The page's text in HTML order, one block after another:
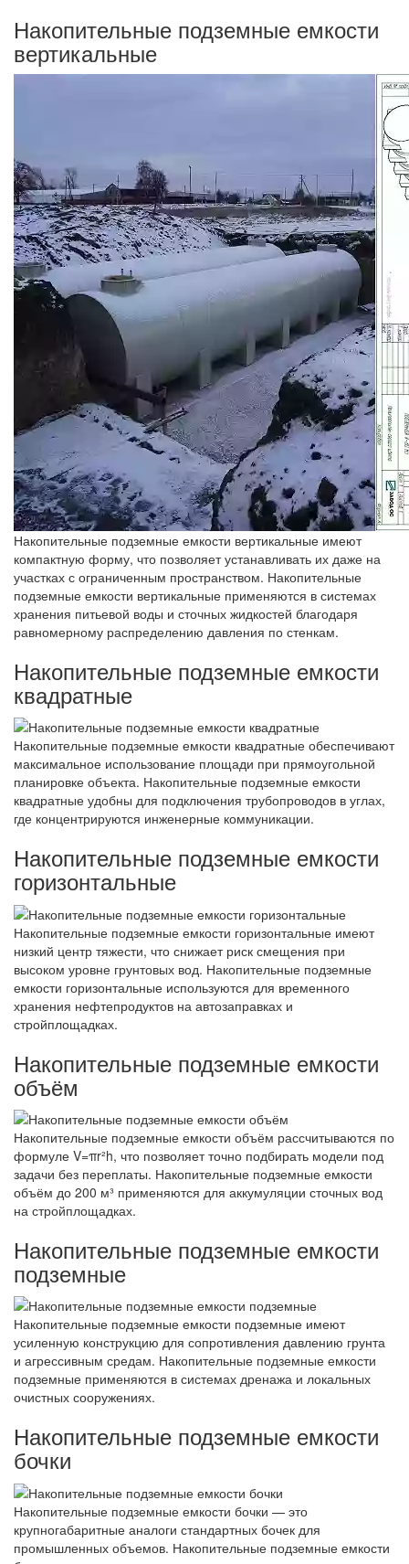
Накопительные подземные емкости
вертикальные
Накопительные подземные емкости вертикальные имеют
компактную форму, что позволяет устанавливать их даже на
участках с ограниченным пространством. Накопительные
подземные емкости вертикальные применяются в системах
хранения питьевой воды и сточных жидкостей благодаря
равномерному распределению давления по стенкам.
Накопительные подземные емкости
квадратные
Накопительные подземные емкости квадратные обеспечивают
максимальное использование площади при прямоугольной
планировке объекта. Накопительные подземные емкости
квадратные удобны для подключения трубопроводов в углах,
где концентрируются инженерные коммуникации.
Накопительные подземные емкости
горизонтальные
Накопительные подземные емкости горизонтальные имеют
низкий центр тяжести, что снижает риск смещения при
высоком уровне грунтовых вод. Накопительные подземные
емкости горизонтальные используются для временного
хранения нефтепродуктов на автозаправках и
стройплощадках.
Накопительные подземные емкости
объём
Накопительные подземные емкости объём рассчитываются по
формуле V=πr²h, что позволяет точно подбирать модели под
задачи без переплаты. Накопительные подземные емкости
объём до 200 м³ применяются для аккумуляции сточных вод
на стройплощадках.
Накопительные подземные емкости
подземные
Накопительные подземные емкости подземные имеют
усиленную конструкцию для сопротивления давлению грунта
и агрессивным средам. Накопительные подземные емкости
подземные применяются в системах дренажа и локальных
очистных сооружениях.
Накопительные подземные емкости
бочки
Накопительные подземные емкости бочки — это
крупногабаритные аналоги стандартных бочек для
промышленных объемов. Накопительные подземные емкости